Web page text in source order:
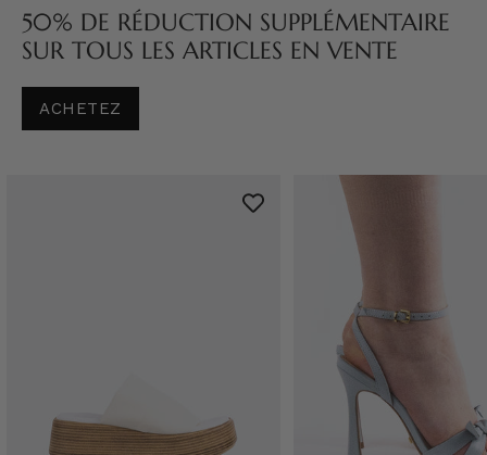
50% DE RÉDUCTION SUPPLÉMENTAIRE
SUR TOUS LES ARTICLES EN VENTE
ACHETEZ